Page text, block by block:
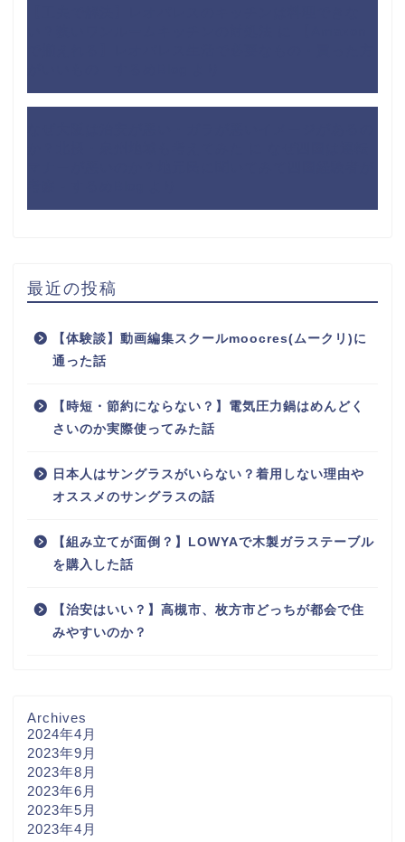
最近の投稿
【体験談】動画編集スクールmoocres(ムークリ)に
通った話
【時短・節約にならない？】電気圧力鍋はめんどく
さいのか実際使ってみた話
日本人はサングラスがいらない？着用しない理由や
オススメのサングラスの話
【組み立てが面倒？】LOWYAで木製ガラステーブル
を購入した話
【治安はいい？】高槻市、枚方市どっちが都会で住
みやすいのか？
Archives
2024年4月
2023年9月
2023年8月
2023年6月
2023年5月
2023年4月